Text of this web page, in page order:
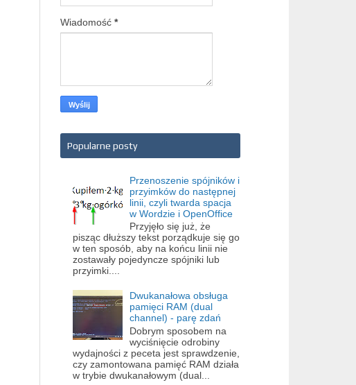
Wiadomość *
Popularne posty
Przenoszenie spójników i
przyimków do następnej
linii, czyli twarda spacja
w Wordzie i OpenOffice
Przyjęło się już, że
pisząc dłuższy tekst porządkuje się go
w ten sposób, aby na końcu linii nie
zostawały pojedyncze spójniki lub
przyimki....
Dwukanałowa obsługa
pamięci RAM (dual
channel) - parę zdań
Dobrym sposobem na
wyciśnięcie odrobiny
wydajności z peceta jest sprawdzenie,
czy zamontowana pamięć RAM działa
w trybie dwukanałowym (dual...